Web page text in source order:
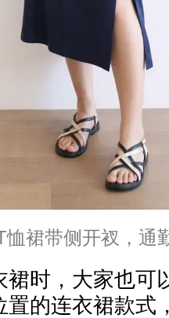
裙带侧开衩，通
时，大家也可
的连衣裙款式